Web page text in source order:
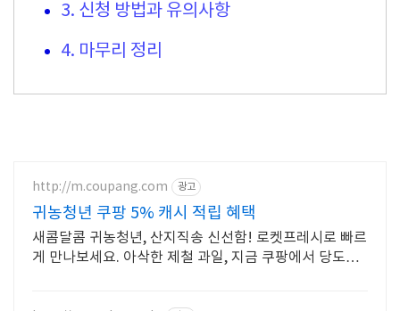
3. 신청 방법과 유의사항
4. 마무리 정리
http://m.coupang.com 광고
귀농청년 쿠팡 5% 캐시 적립 혜택
새콤달콤 귀농청년, 산지직송 신선함! 로켓프레시로 빠르
게 만나보세요. 아삭한 제철 과일, 지금 쿠팡에서 당도선